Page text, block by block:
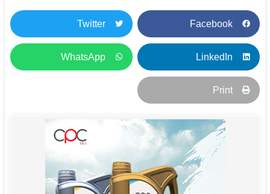
Facebook
Twitter
LinkedIn
WhatsApp
Print